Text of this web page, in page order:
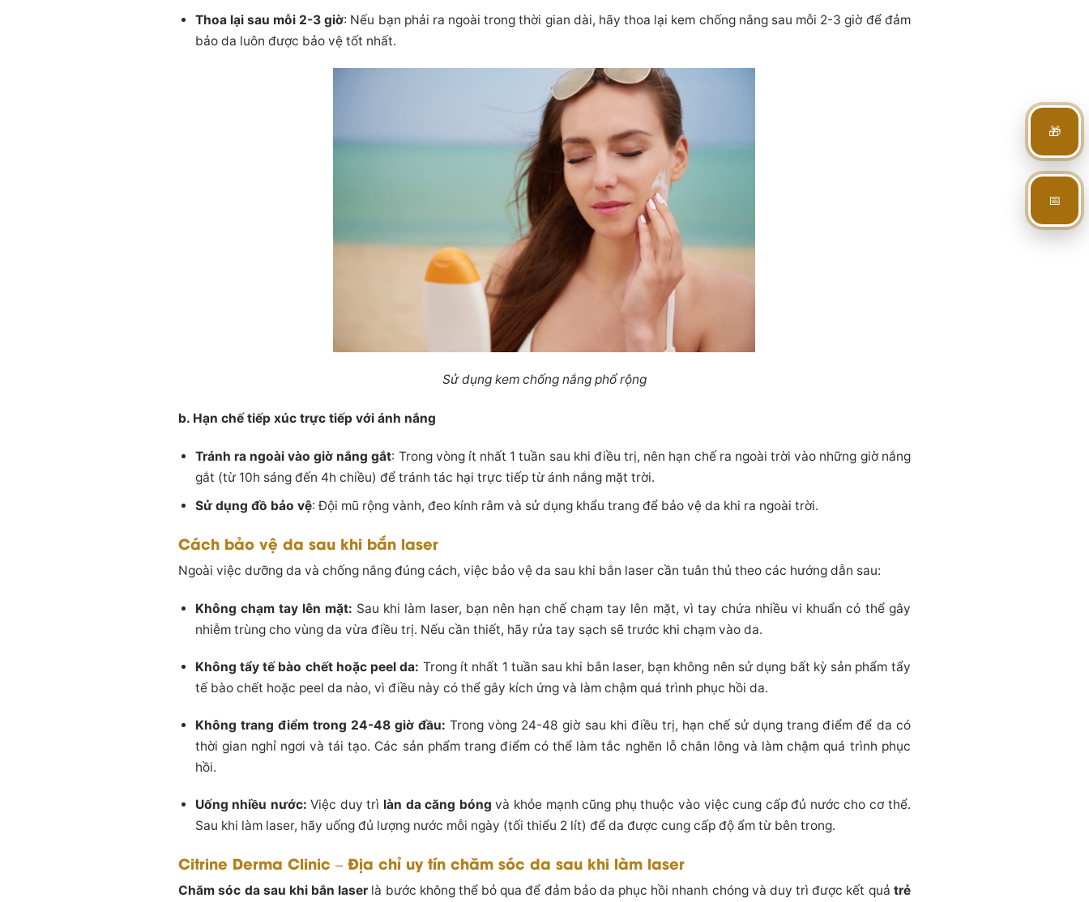
Thoa lại sau mỗi 2-3 giờ: Nếu bạn phải ra ngoài trong thời gian dài, hãy thoa lại kem chống nắng sau mỗi 2-3 giờ để đảm
bảo da luôn được bảo vệ tốt nhất.
Sử dụng kem chống nắng phổ rộng
b. Hạn chế tiếp xúc trực tiếp với ánh nắng
Tránh ra ngoài vào giờ nắng gắt: Trong vòng ít nhất 1 tuần sau khi điều trị, nên hạn chế ra ngoài trời vào những giờ nắng
gắt (từ 10h sáng đến 4h chiều) để tránh tác hại trực tiếp từ ánh nắng mặt trời.
Sử dụng đồ bảo vệ: Đội mũ rộng vành, đeo kính râm và sử dụng khẩu trang để bảo vệ da khi ra ngoài trời.
Cách bảo vệ da sau khi bắn laser
Ngoài việc dưỡng da và chống nắng đúng cách, việc bảo vệ da sau khi bắn laser cần tuân thủ theo các hướng dẫn sau:
Không chạm tay lên mặt: Sau khi làm laser, bạn nên hạn chế chạm tay lên mặt, vì tay chứa nhiều vi khuẩn có thể gây
nhiễm trùng cho vùng da vừa điều trị. Nếu cần thiết, hãy rửa tay sạch sẽ trước khi chạm vào da.
Không tẩy tế bào chết hoặc peel da: Trong ít nhất 1 tuần sau khi bắn laser, bạn không nên sử dụng bất kỳ sản phẩm tẩy
tế bào chết hoặc peel da nào, vì điều này có thể gây kích ứng và làm chậm quá trình phục hồi da.
Không trang điểm trong 24-48 giờ đầu:Trong vòng 24-48 giờ sau khi điều trị, hạn chế sử dụng trang điểm để da có
thời gian nghỉ ngơi và tái tạo. Các sản phẩm trang điểm có thể làm tắc nghẽn lỗ chân lông và làm chậm quá trình phục
hồi.
Uống nhiều nước:Việc duy trì làn da căng bóng và khỏe mạnh cũng phụ thuộc vào việc cung cấp đủ nước cho cơ thể.
Sau khi làm laser, hãy uống đủ lượng nước mỗi ngày (tối thiểu 2 lít) để da được cung cấp độ ẩm từ bên trong.
Citrine Derma Clinic – Địa chỉ uy tín chăm sóc da sau khi làm laser
Chăm sóc da sau khi bắn laser là bước không thể bỏ qua để đảm bảo da phục hồi nhanh chóng và duy trì được kết quả trẻ
🎁
📅